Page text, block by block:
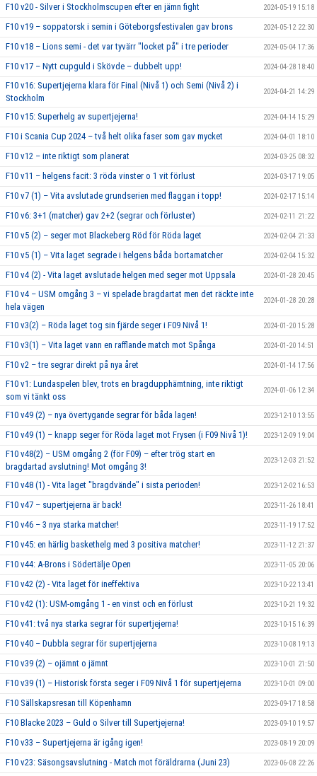
F10 v20 - Silver i Stockholmscupen efter en jämn fight 2024-05-19 15:18
F10 v19 – soppatorsk i semin i Göteborgsfestivalen gav brons 2024-05-12 22:30
F10 v18 – Lions semi - det var tyvärr "locket på" i tre perioder 2024-05-04 17:36
F10 v17 – Nytt cupguld i Skövde – dubbelt upp! 2024-04-28 18:40
F10 v16: Supertjejerna klara för Final (Nivå 1) och Semi (Nivå 2) i
Stockholm
2024-04-21 14:29
F10 v15: Superhelg av supertjejerna! 2024-04-14 15:29
F10 i Scania Cup 2024 – två helt olika faser som gav mycket 2024-04-01 18:10
F10 v12 – inte riktigt som planerat 2024-03-25 08:32
F10 v11 – helgens facit: 3 röda vinster o 1 vit förlust 2024-03-17 19:05
F10 v7 (1) – Vita avslutade grundserien med flaggan i topp! 2024-02-17 15:14
F10 v6: 3+1 (matcher) gav 2+2 (segrar och förluster) 2024-02-11 21:22
F10 v5 (2) – seger mot Blackeberg Röd för Röda laget 2024-02-04 21:33
F10 v5 (1) – Vita laget segrade i helgens båda bortamatcher 2024-02-04 15:32
F10 v4 (2) - Vita laget avslutade helgen med seger mot Uppsala 2024-01-28 20:45
F10 v4 – USM omgång 3 – vi spelade bragdartat men det räckte inte
hela vägen
2024-01-28 20:28
F10 v3(2) – Röda laget tog sin fjärde seger i F09 Nivå 1! 2024-01-20 15:28
F10 v3(1) – Vita laget vann en rafflande match mot Spånga 2024-01-20 14:51
F10 v2 – tre segrar direkt på nya året 2024-01-14 17:56
F10 v1: Lundaspelen blev, trots en bragdupphämtning, inte riktigt
som vi tänkt oss
2024-01-06 12:34
F10 v49 (2) – nya övertygande segrar för båda lagen! 2023-12-10 13:55
F10 v49 (1) – knapp seger för Röda laget mot Frysen (i F09 Nivå 1)! 2023-12-09 19:04
F10 v48(2) – USM omgång 2 (för F09) – efter trög start en
bragdartad avslutning! Mot omgång 3!
2023-12-03 21:52
F10 v48 (1) - Vita laget "bragdvände" i sista perioden! 2023-12-02 16:53
F10 v47 – supertjejerna är back! 2023-11-26 18:41
F10 v46 – 3 nya starka matcher! 2023-11-19 17:52
F10 v45: en härlig baskethelg med 3 positiva matcher! 2023-11-12 21:37
F10 v44: A-Brons i Södertälje Open 2023-11-05 20:06
F10 v42 (2) - Vita laget för ineffektiva 2023-10-22 13:41
F10 v42 (1): USM-omgång 1 - en vinst och en förlust 2023-10-21 19:32
F10 v41: två nya starka segrar för supertjejerna! 2023-10-15 16:39
F10 v40 – Dubbla segrar för supertjejerna 2023-10-08 19:13
F10 v39 (2) – ojämnt o jämnt 2023-10-01 21:50
F10 v39 (1) – Historisk första seger i F09 Nivå 1 för supertjejerna 2023-10-01 09:00
F10 Sällskapsresan till Köpenhamn 2023-09-17 18:58
F10 Blacke 2023 – Guld o Silver till Supertjejerna! 2023-09-10 19:57
F10 v33 – Supertjejerna är igång igen! 2023-08-19 20:09
F10 v23: Säsongsavslutning - Match mot föräldrarna (Juni 23) 2023-06-08 22:26